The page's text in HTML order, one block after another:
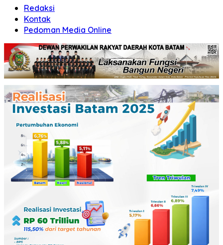
Redaksi
Kontak
Pedoman Media Online